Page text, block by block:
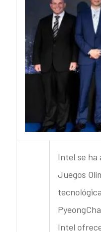
Intel se ha
Juegos
Intel